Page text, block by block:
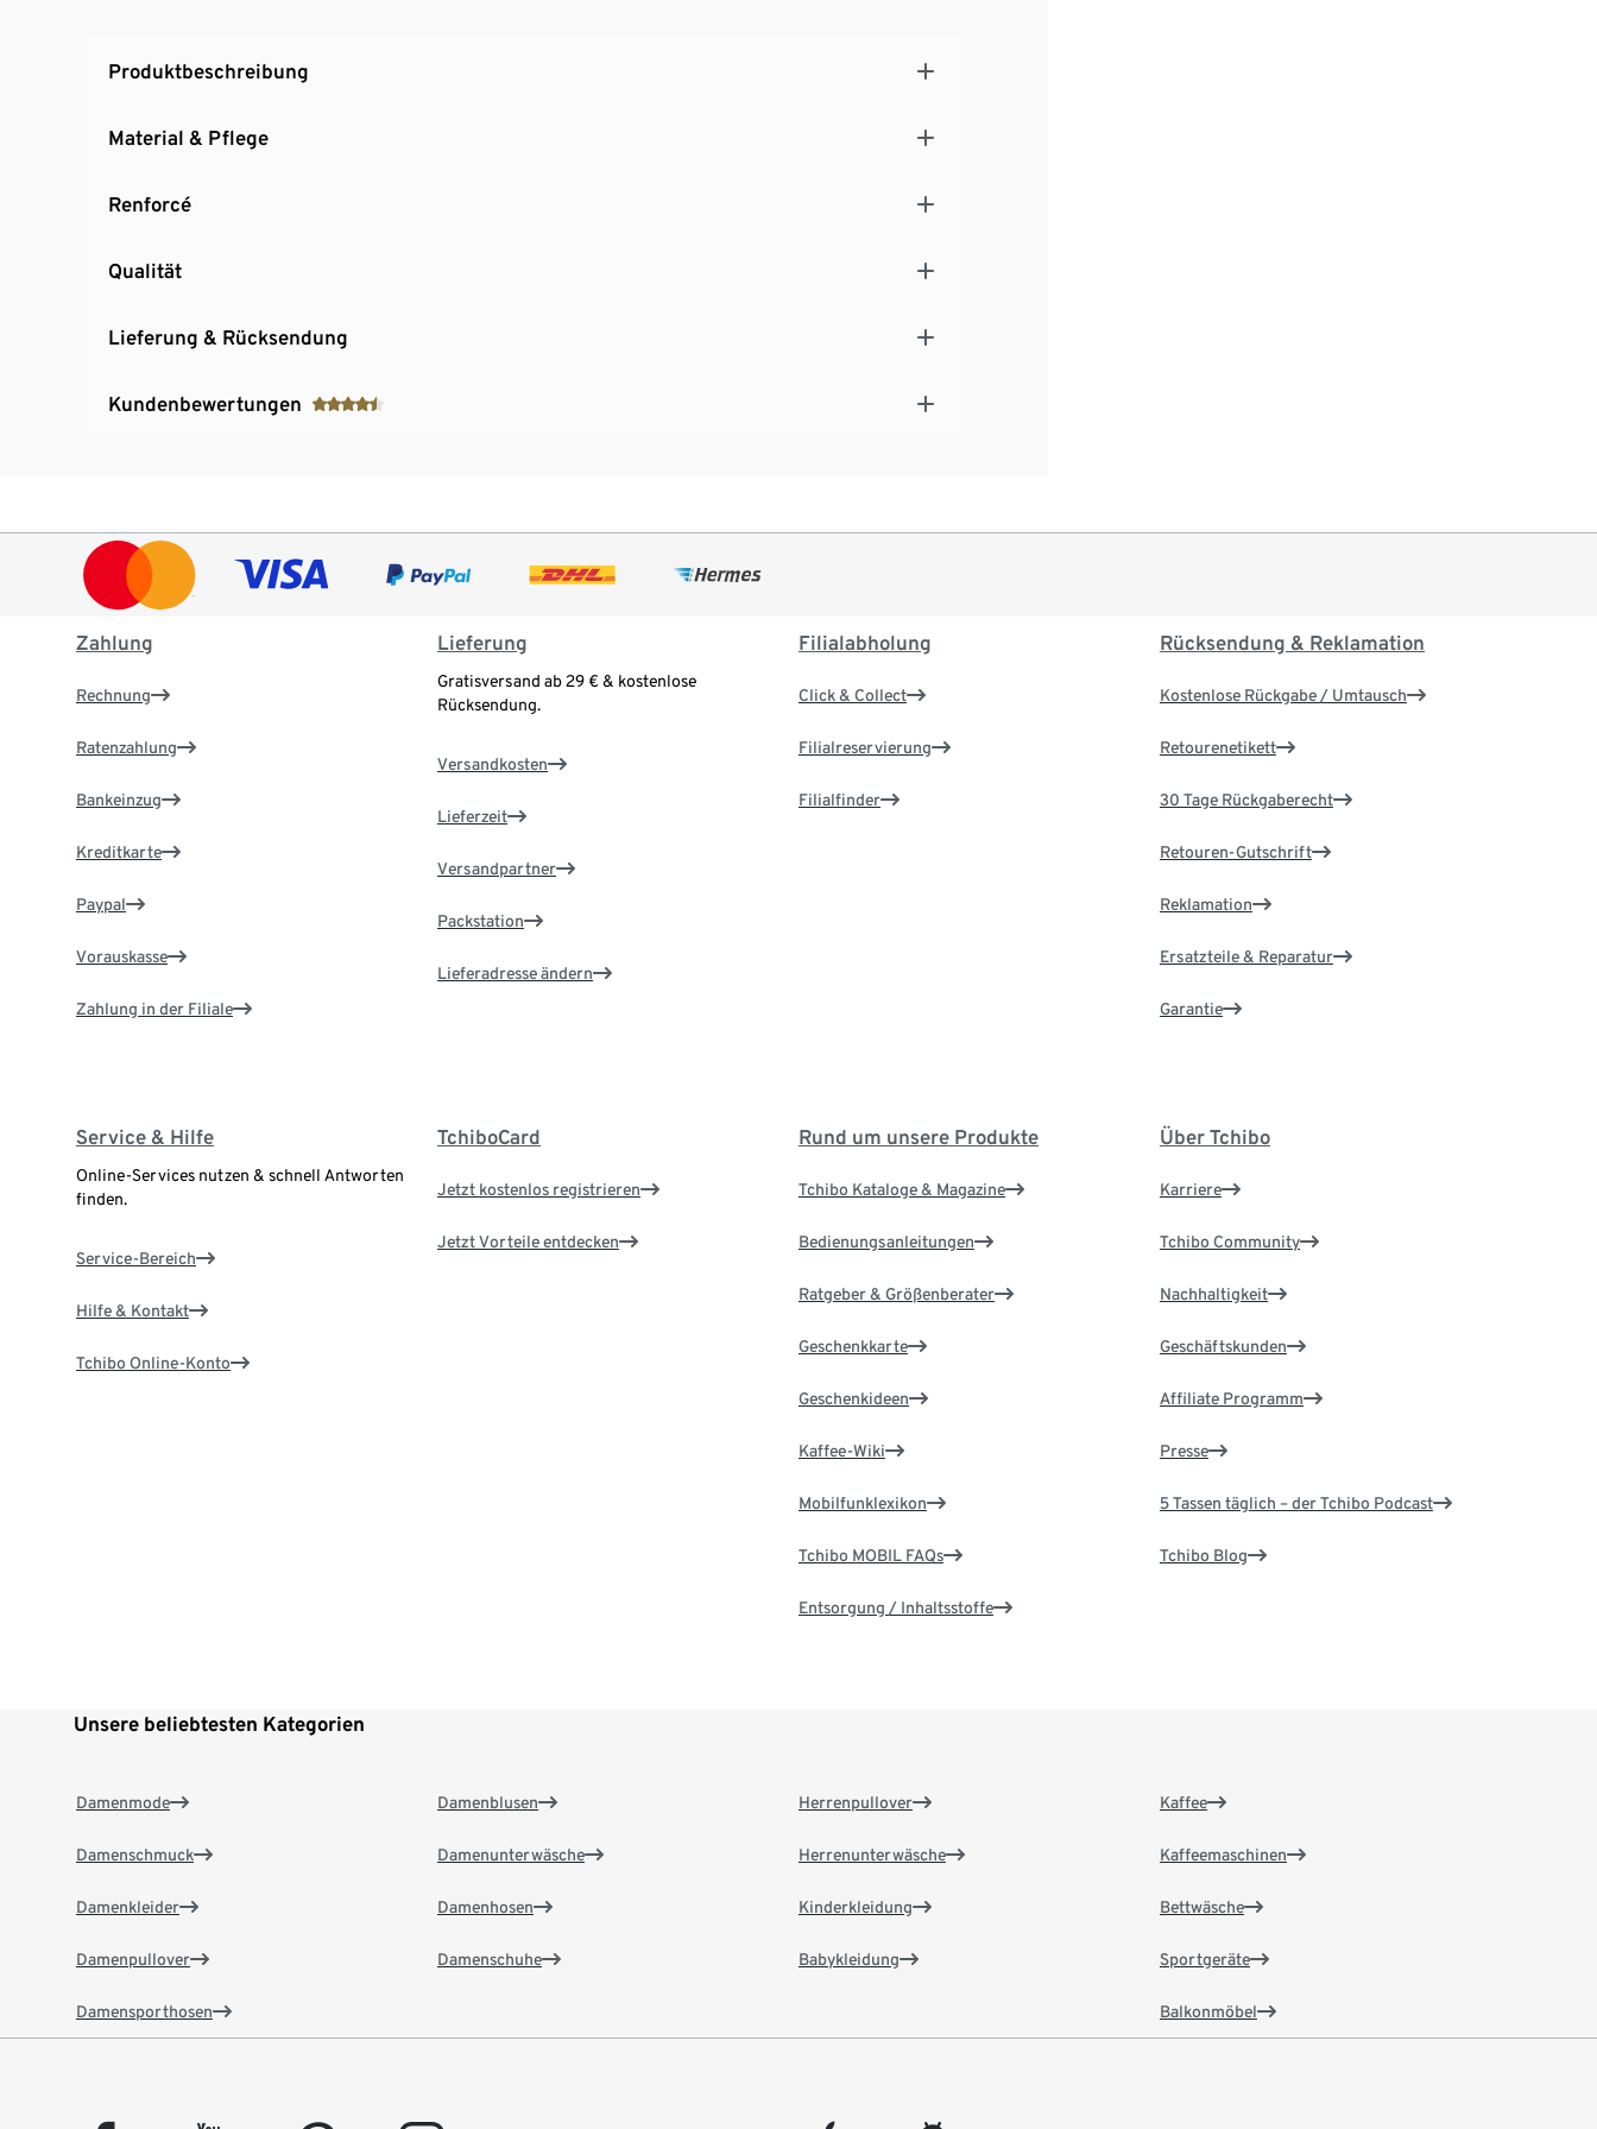
Produktbeschreibung
Material & Pflege
Renforcé
Qualität
Lieferung & Rücksendung
Kundenbewertungen
Zahlung
Rechnung
Ratenzahlung
Bankeinzug
Kreditkarte
Paypal
Vorauskasse
Zahlung in der Filiale
Lieferung
Gratisversand ab 29 € & kostenlose
Rücksendung.
Versandkosten
Lieferzeit
Versandpartner
Packstation
Lieferadresse ändern
Filialabholung
Click & Collect
Filialreservierung
Filialfinder
Rücksendung & Reklamation
Kostenlose Rückgabe / Umtausch
Retourenetikett
30 Tage Rückgaberecht
Retouren-Gutschrift
Reklamation
Ersatzteile & Reparatur
Garantie
Service & Hilfe
Online-Services nutzen & schnell Antworten
finden.
Service-Bereich
Hilfe & Kontakt
Tchibo Online-Konto
TchiboCard
Jetzt kostenlos registrieren
Jetzt Vorteile entdecken
Rund um unsere Produkte
Tchibo Kataloge & Magazine
Bedienungsanleitungen
Ratgeber & Größenberater
Geschenkkarte
Geschenkideen
Kaffee-Wiki
Mobilfunklexikon
Tchibo MOBIL FAQs
Entsorgung / Inhaltsstoffe
Über Tchibo
Karriere
Tchibo Community
Nachhaltigkeit
Geschäftskunden
Affiliate Programm
Presse
5 Tassen täglich – der Tchibo Podcast
Tchibo Blog
Unsere beliebtesten Kategorien
Damenmode
Damenschmuck
Damenkleider
Damenpullover
Damensporthosen
Damenblusen
Damenunterwäsche
Damenhosen
Damenschuhe
Herrenpullover
Herrenunterwäsche
Kinderkleidung
Babykleidung
Kaffee
Kaffeemaschinen
Bettwäsche
Sportgeräte
Balkonmöbel